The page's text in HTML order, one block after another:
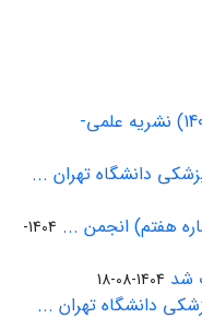
انتشار شماره هشتم دوره 24 (زمستان 1404) نشریه علمی-
دانشگاه تهران ...
1404-
شد 1404-08-18
دانشگاه تهران ...